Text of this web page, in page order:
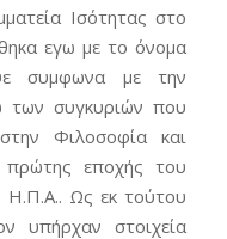
Ισότητας στο
εγω με το όνομα
συμφωνα με την
των συγκυριών που
Φιλοσοφία και
εποχής του
Η.Π.Α.. Ως εκ τούτου
υπήρχαν στοιχεία